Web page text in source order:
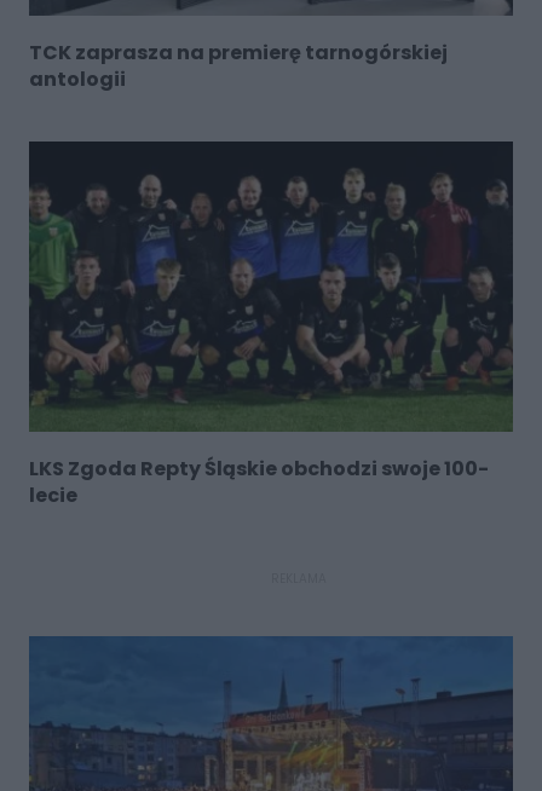
TCK zaprasza na premierę tarnogórskiej
antologii
LKS Zgoda Repty Śląskie obchodzi swoje 100-
lecie